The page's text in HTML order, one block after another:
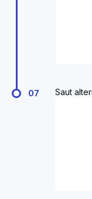
07 Saut